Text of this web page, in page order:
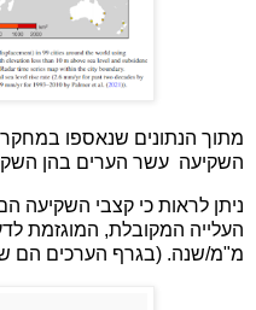
מתוך הנתונים שנאספו
השקיעה עשר הערים בהן
ניתן לראות כי קצבי השקיעה
מ"מ/שנה. (בגרף הערכים הם